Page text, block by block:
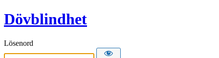
Dövblindhet
Lösenord